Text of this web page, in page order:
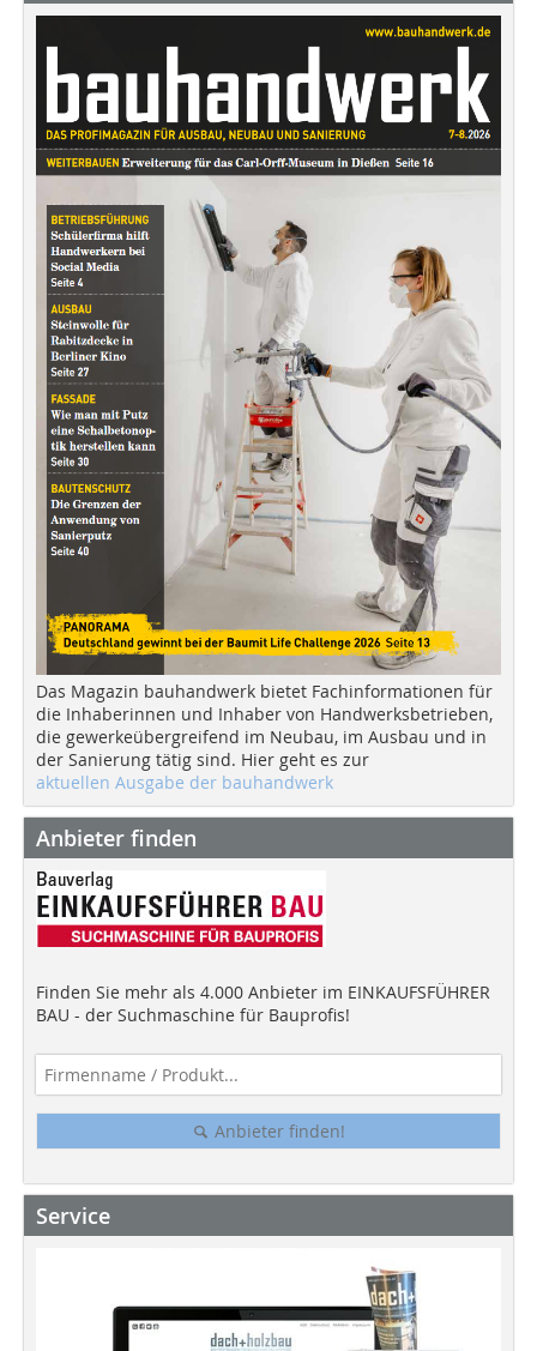
Das Magazin bauhandwerk bietet Fachinformationen für
die Inhaberinnen und Inhaber von Handwerksbetrieben,
die gewerkeübergreifend im Neubau, im Ausbau und in
der Sanierung tätig sind. Hier geht es zur
aktuellen Ausgabe der bauhandwerk
Anbieter finden
Finden Sie mehr als 4.000 Anbieter im EINKAUFSFÜHRER
BAU - der Suchmaschine für Bauprofis!
Anbieter finden!
Service